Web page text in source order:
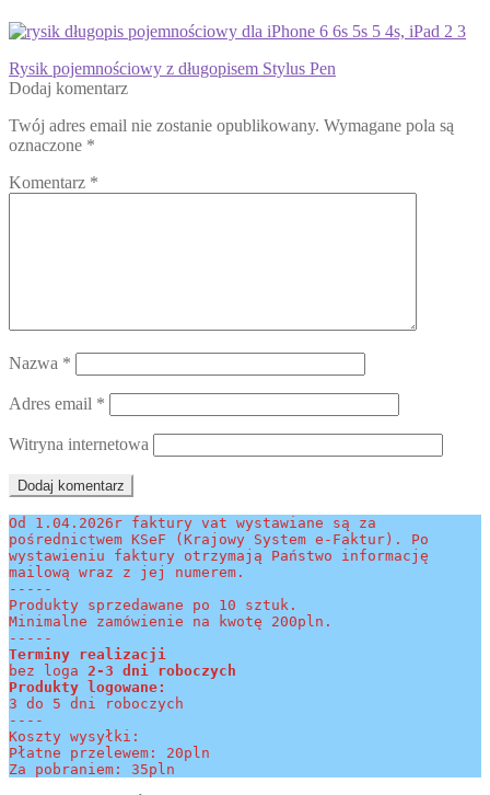
Nawigacja
wpisu
Poprzedni
wpis:
Rysik pojemnościowy z długopisem Stylus Pen
Dodaj komentarz
Twój adres email nie zostanie opublikowany. Wymagane pola są
oznaczone *
Komentarz *
Nazwa *
Adres email *
Witryna internetowa
Od 1.04.2026r faktury vat wystawiane są za
pośrednictwem KSeF (Krajowy System e-Faktur). Po
wystawieniu faktury otrzymają Państwo informację
mailową wraz z jej numerem.
-----
Produkty sprzedawane po 10 sztuk.
Minimalne zamówienie na kwotę 200pln.
-----
Terminy realizacji
bez loga 2-3 dni roboczych
Produkty logowane:
3 do 5 dni roboczych
----
Koszty wysyłki:
Płatne przelewem: 20pln
Za pobraniem: 35pln